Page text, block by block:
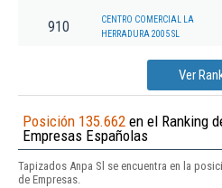
910
CENTRO COMERCIAL LA
HERRADURA 2005 SL
Ver
Posición 135.662 en el Ranking
Empresas Españolas
Tapizados Anpa Sl se encuentra en la
de Empresas.